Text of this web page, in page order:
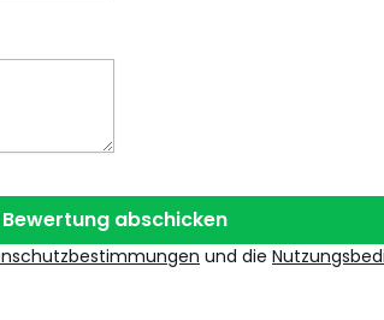
Bewertung abschicken
und die